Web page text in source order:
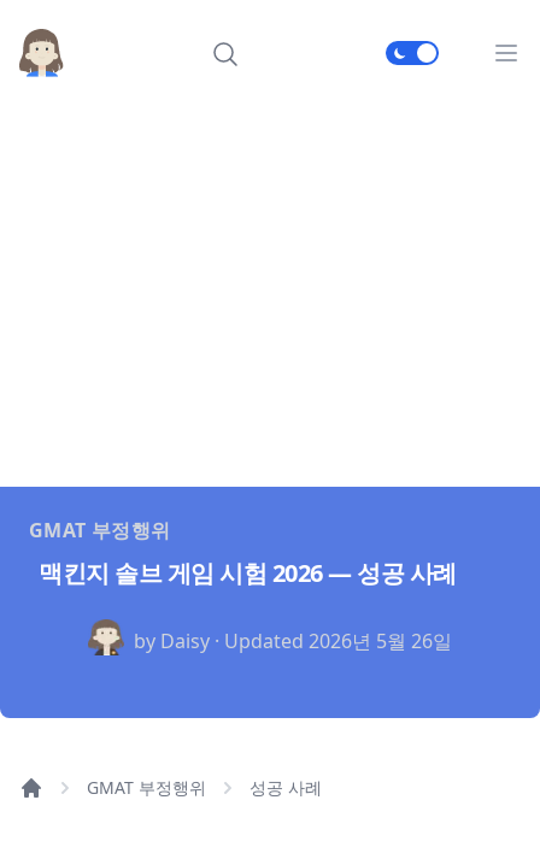
메
GMAT 부정행위
맥킨지 솔브 게임 시험 2026 — 성공 사례
by Daisy · Updated 2026년 5월 26일
GMAT 부정행위 성공 사례